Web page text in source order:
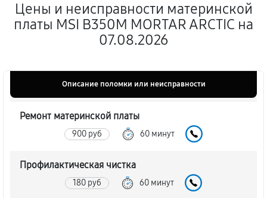
Цены и неисправности материнской
платы MSI B350M MORTAR ARCTIC на
07.08.2026
Описание поломки или неисправности
Ремонт материнской платы
900 руб 60 минут
Профилактическая чистка
180 руб 60 минут